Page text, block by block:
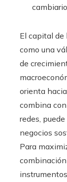
El capital de
como una
de
orienta
combina
redes,
negocios
Para